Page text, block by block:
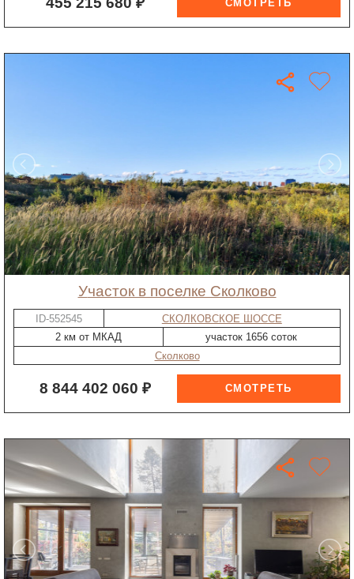
участок в поселке Сколково
ID-552545
СКОЛКОВСКОЕ ШОССЕ
2 км от МКАД
участок 1656 соток
Сколково
8 844 402 060 ₽